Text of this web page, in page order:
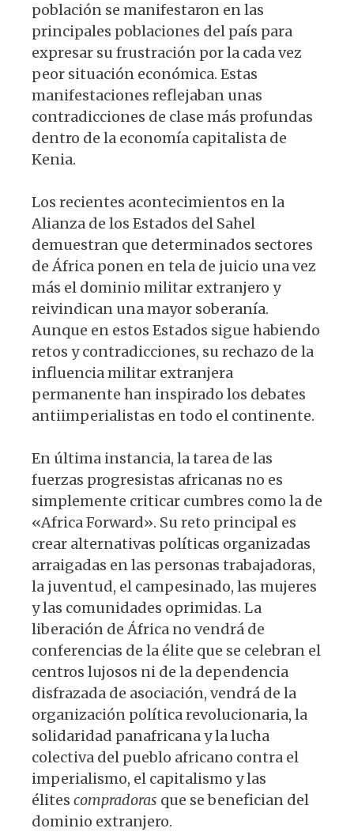
población se manifestaron en las
principales poblaciones del país para
expresar su frustración por la cada vez
peor situación económica. Estas
manifestaciones reflejaban unas
contradicciones de clase más profundas
dentro de la economía capitalista de
Kenia.
Los recientes acontecimientos en la
Alianza de los Estados del Sahel
demuestran que determinados sectores
de África ponen en tela de juicio una vez
más el dominio militar extranjero y
reivindican una mayor soberanía.
Aunque en estos Estados sigue habiendo
retos y contradicciones, su rechazo de la
influencia militar extranjera
permanente han inspirado los debates
antiimperialistas en todo el continente.
En última instancia, la tarea de las
fuerzas progresistas africanas no es
simplemente criticar cumbres como la de
«Africa Forward». Su reto principal es
crear alternativas políticas organizadas
arraigadas en las personas trabajadoras,
la juventud, el campesinado, las mujeres
y las comunidades oprimidas. La
liberación de África no vendrá de
conferencias de la élite que se celebran el
centros lujosos ni de la dependencia
disfrazada de asociación, vendrá de la
organización política revolucionaria, la
solidaridad panafricana y la lucha
colectiva del pueblo africano contra el
imperialismo, el capitalismo y las
élites compradoras que se benefician del
dominio extranjero.